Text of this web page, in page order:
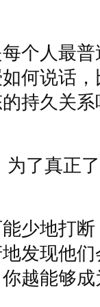
个人最
何说话，
持久关
为了真正
少地打
发现他
越能够